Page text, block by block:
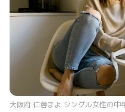
大阪府 仁蓉まよ シングル女性の中